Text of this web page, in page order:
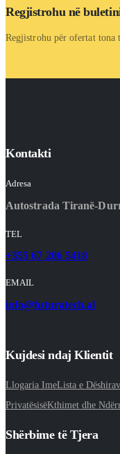
Regjistrohu në
Regjistrohu për ofertat tona
Kontakti
Adresa
Autostrada Tiranë-
TEL
+355 67 206 5418
EMAIL
info@futuratech.al
Kujdesi ndaj Klientit
Llogaria ImeLista e
PrivatësisëKthimet dhe
Shërbime të Tjera